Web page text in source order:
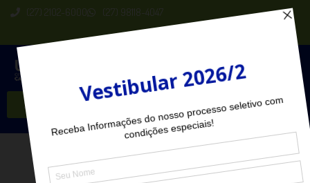
(27) 2102-6000 (27) 98118-4047
Seja Aluno